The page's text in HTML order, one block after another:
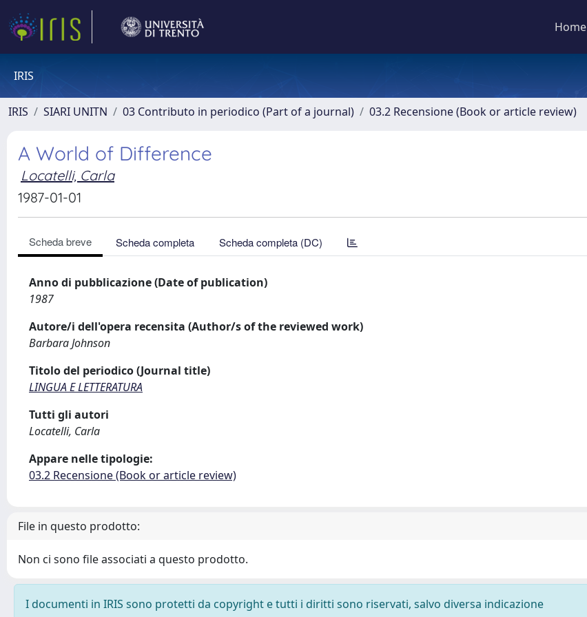
Home
IRIS
IRIS SIARI UNITN 03 Contributo in periodico (Part of a journal) 03.2 Recensione (Book or article review)
A World of Difference
Locatelli, Carla
1987-01-01
Scheda breve Scheda completa Scheda completa (DC)
Anno di pubblicazione (Date of publication)
1987
Autore/i dell'opera recensita (Author/s of the reviewed work)
Barbara Johnson
Titolo del periodico (Journal title)
LINGUA E LETTERATURA
Tutti gli autori
Locatelli, Carla
Appare nelle tipologie:
03.2 Recensione (Book or article review)
File in questo prodotto:
Non ci sono file associati a questo prodotto.
I documenti in IRIS sono protetti da copyright e tutti i diritti sono riservati, salvo diversa indicazione